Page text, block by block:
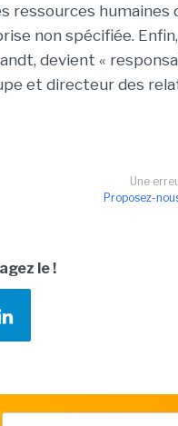
ressources humaines
non spécifiée.
devient «
et directeur des
Une
Proposez-
le !